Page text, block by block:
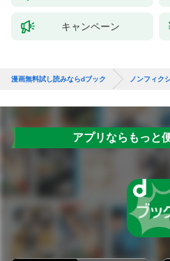
キャンペーン
漫画無料試し読みならdブック ノンフィク
アプリならもっと